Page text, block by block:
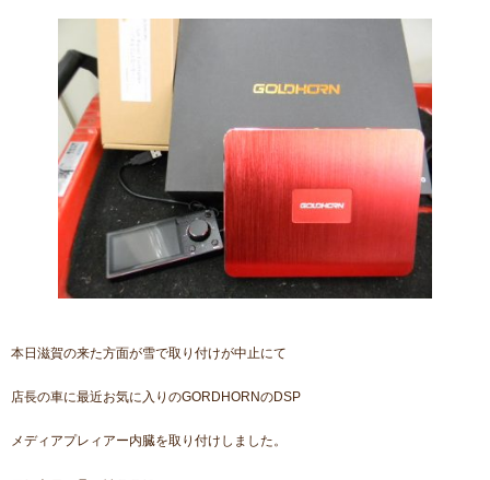
本日滋賀の来た方面が雪で取り付けが中止にて
店長の車に最近お気に入りのGORDHORNのDSP
メディアプレィアー内臓を取り付けしました。